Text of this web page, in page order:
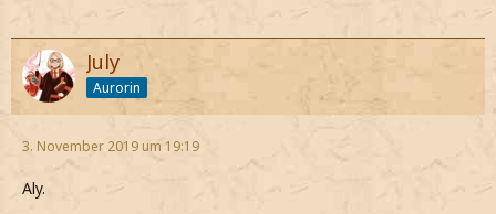
July
Aurorin
3. November 2019 um 19:19
Aly.